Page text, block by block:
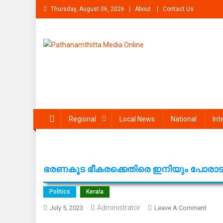
Skip
to
Thursday, August 06, 2026 About Contact Us
Pathanamthitta Media
Regional Local News National
ഭരണകൂട ഭീകരക്കെതിരെ ഇനിയും
Politics Kerala
July 5, 2023 Administrator Leave A CommentOn